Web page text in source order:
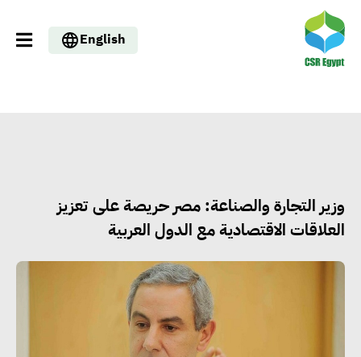
English
وزير التجارة والصناعة: مصر حريصة على تعزيز
العلاقات الاقتصادية مع الدول العربية